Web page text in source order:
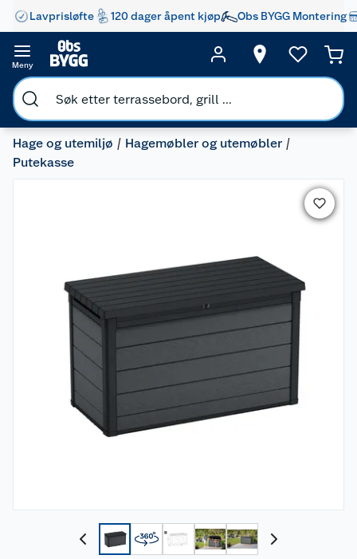
Lavprisløfte 120 dager åpent kjøp Obs BYGG Montering
Meny
Hage og utemiljø
Hagemøbler og utemøbler
Putekasse